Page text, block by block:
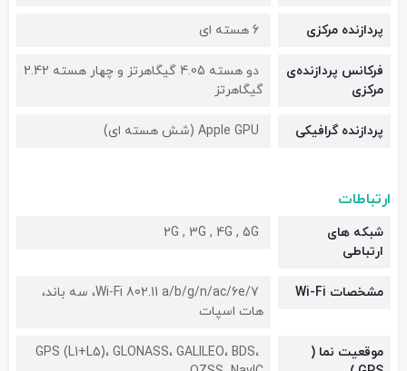
پردازنده مرکزی 6 هسته ای
فرکانس پردازنده‌ی
مرکزی
دو هسته 4.05 گیگاهرتز و چهار هسته 2.42
گیگاهرتز
پردازنده گرافیکی Apple GPU (شش هسته ای)
ارتباطات
شبکه های
ارتباطی
2G , 3G , 4G , 5G
مشخصات Wi-Fi
Wi-Fi 802.11 a/b/g/n/ac/6e/7، سه باند،
هات اسپات
موقعیت نما (
GPS (L1+L5)، GLONASS، GALILEO، BDS،